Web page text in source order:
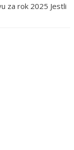
za rok 2025 Jestli